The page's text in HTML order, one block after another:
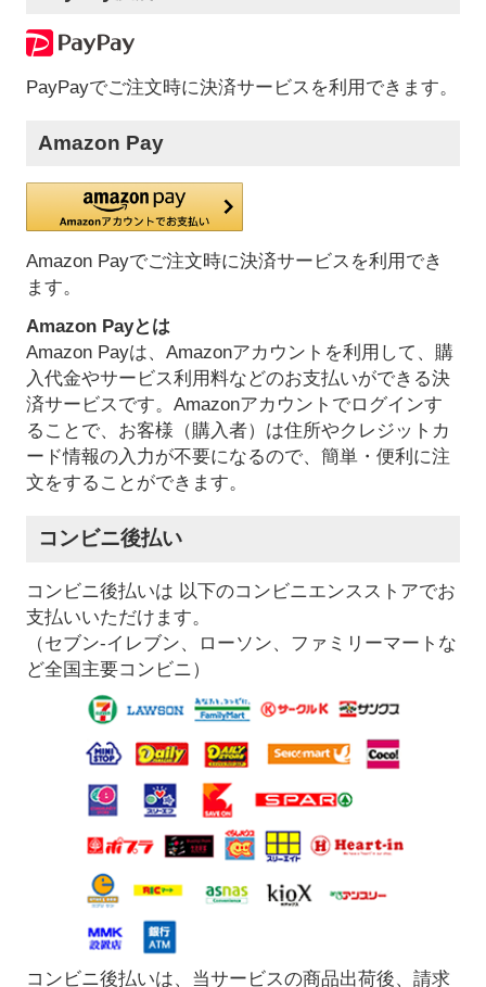
PayPayでご注文時に決済サービスを利用できます。
Amazon Pay
Amazon Payでご注文時に決済サービスを利用でき
ます。
Amazon Payとは
Amazon Payは、Amazonアカウントを利用して、購
入代金やサービス利用料などのお支払いができる決
済サービスです。Amazonアカウントでログインす
ることで、お客様（購入者）は住所やクレジットカ
ード情報の入力が不要になるので、簡単・便利に注
文をすることができます。
コンビニ後払い
コンビニ後払いは 以下のコンビニエンスストアでお
支払いいただけます。
（セブン-イレブン、ローソン、ファミリーマートな
ど全国主要コンビニ）
コンビニ後払いは、当サービスの商品出荷後、請求